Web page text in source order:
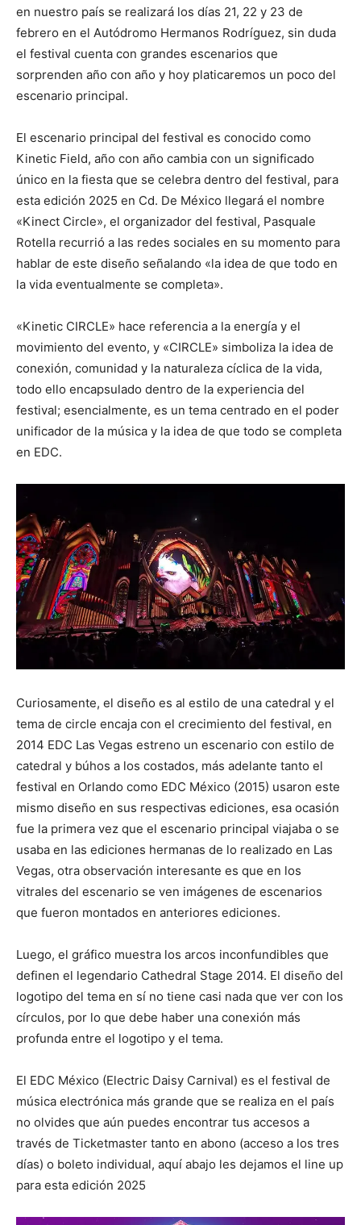
en nuestro país se realizará los días 21, 22 y 23 de
febrero en el Autódromo Hermanos Rodríguez, sin duda
el festival cuenta con grandes escenarios que
sorprenden año con año y hoy platicaremos un poco del
escenario principal.
El escenario principal del festival es conocido como
Kinetic Field, año con año cambia con un significado
único en la fiesta que se celebra dentro del festival, para
esta edición 2025 en Cd. De México llegará el nombre
«Kinect Circle», el organizador del festival, Pasquale
Rotella recurrió a las redes sociales en su momento para
hablar de este diseño señalando «la idea de que todo en
la vida eventualmente se completa».
«Kinetic CIRCLE» hace referencia a la energía y el
movimiento del evento, y «CIRCLE» simboliza la idea de
conexión, comunidad y la naturaleza cíclica de la vida,
todo ello encapsulado dentro de la experiencia del
festival; esencialmente, es un tema centrado en el poder
unificador de la música y la idea de que todo se completa
en EDC.
Curiosamente, el diseño es al estilo de una catedral y el
tema de circle encaja con el crecimiento del festival, en
2014 EDC Las Vegas estreno un escenario con estilo de
catedral y búhos a los costados, más adelante tanto el
festival en Orlando como EDC México (2015) usaron este
mismo diseño en sus respectivas ediciones, esa ocasión
fue la primera vez que el escenario principal viajaba o se
usaba en las ediciones hermanas de lo realizado en Las
Vegas, otra observación interesante es que en los
vitrales del escenario se ven imágenes de escenarios
que fueron montados en anteriores ediciones.
Luego, el gráfico muestra los arcos inconfundibles que
definen el legendario Cathedral Stage 2014. El diseño del
logotipo del tema en sí no tiene casi nada que ver con los
círculos, por lo que debe haber una conexión más
profunda entre el logotipo y el tema.
El EDC México (Electric Daisy Carnival) es el festival de
música electrónica más grande que se realiza en el país
no olvides que aún puedes encontrar tus accesos a
través de Ticketmaster tanto en abono (acceso a los tres
días) o boleto individual, aquí abajo les dejamos el line up
para esta edición 2025